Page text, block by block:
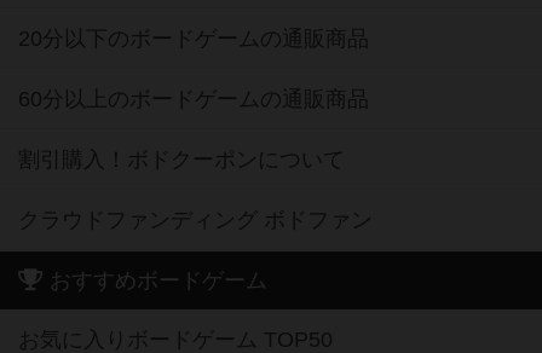
20分以下のボードゲームの通販商品
60分以上のボードゲームの通販商品
割引購入！ボドクーポンについて
クラウドファンディング ボドファン
おすすめボードゲーム
お気に入りボードゲーム TOP50